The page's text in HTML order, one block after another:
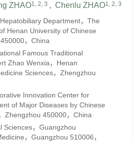
ZHAO1, 2, 3 , Chenlu ZHAO1, 2, 3
Department，The
Henan University of Chinese
，China
Famous Traditional
Zhao Wenxia，Henan
Sciences，Zhengzhou
Innovation Center for
of Major Diseases by Chinese
Zhengzhou 450000，China
Sciences，Guangzhou
，Guangzhou 510006，